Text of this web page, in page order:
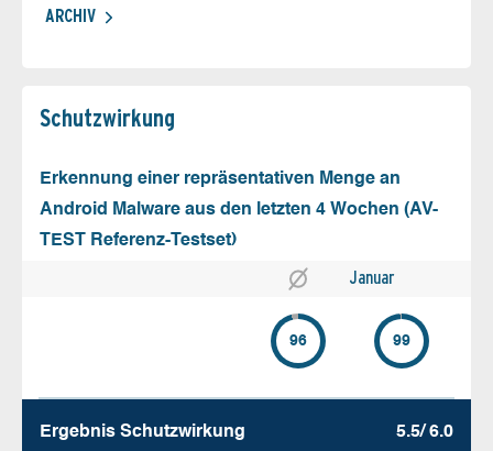
ARCHIV
Schutz­wirkung
Erkennung einer repräsentativen Menge an
Android Malware aus den letzten 4 Wochen (AV-
TEST Referenz-Testset)
Januar
96 99
Ergebnis Schutz­wirkung 5.5/ 6.0